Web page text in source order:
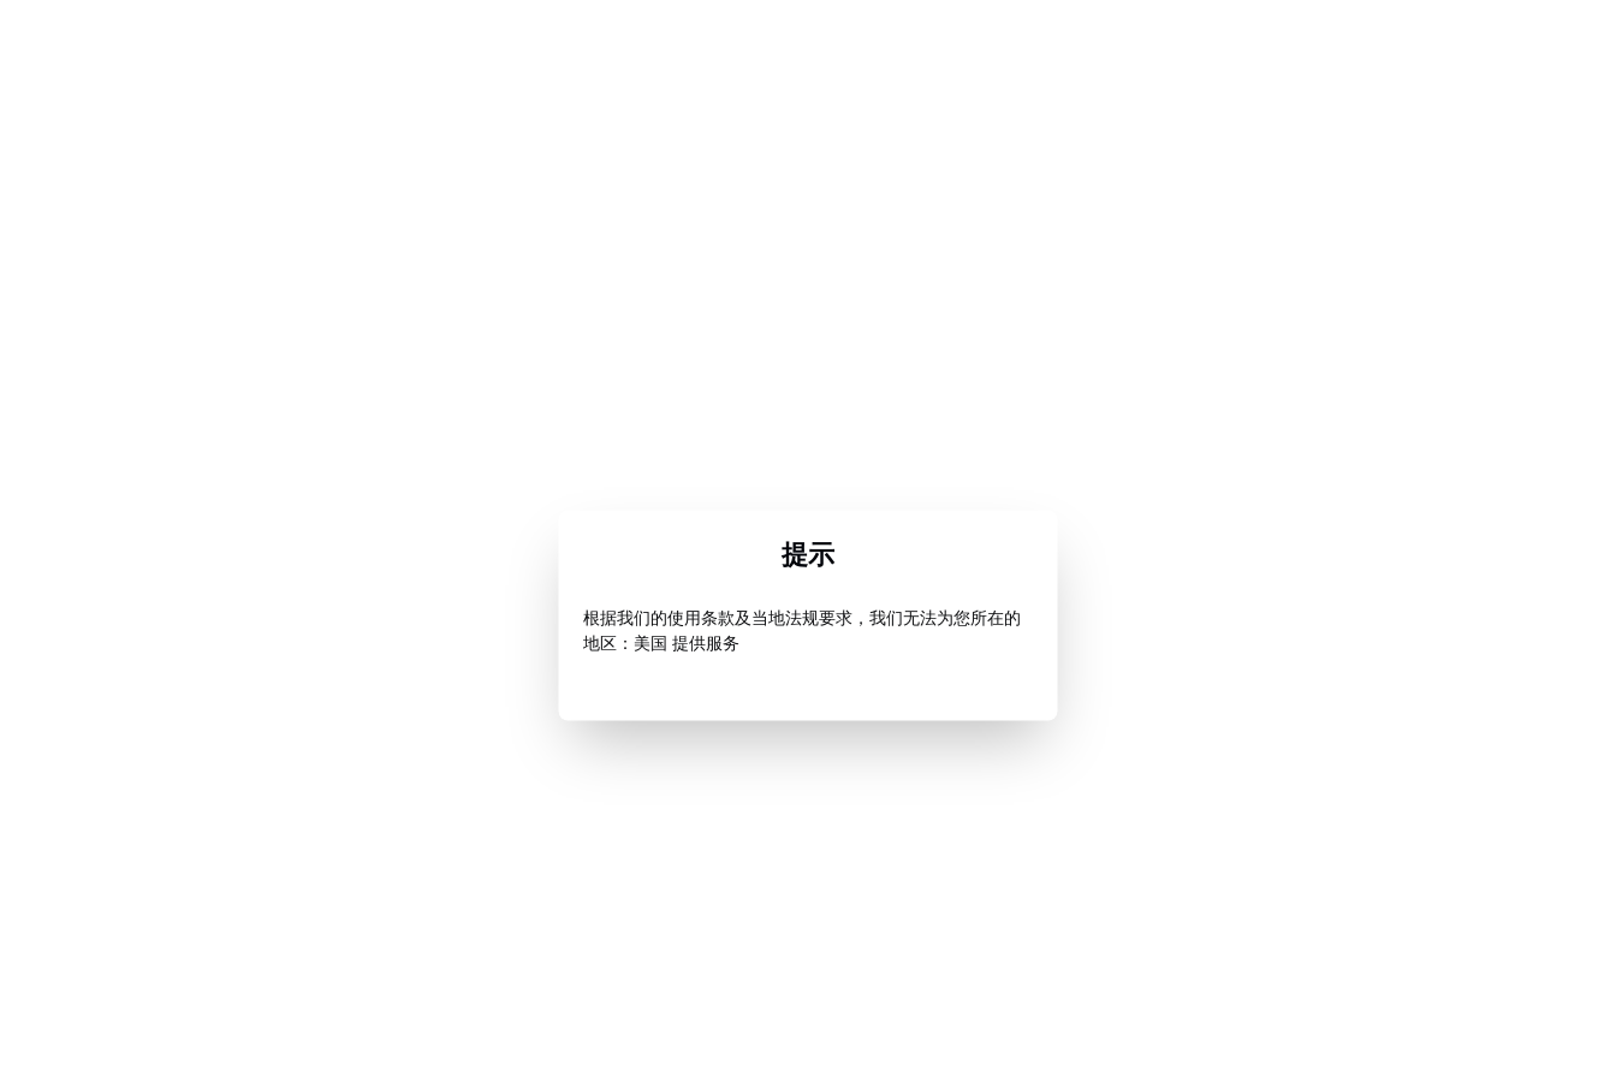
提示
根据我们的使用条款及当地法规要求，我们无法为您所在的
地区：美国 提供服务